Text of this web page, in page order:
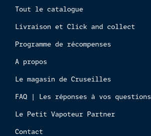
Tout le catalogue
Livraison et Click and collect
Programme de récompenses
A propos
Le magasin de Cruseilles
FAQ | Les réponses à vos questions
Le Petit Vapoteur Partner
Contact